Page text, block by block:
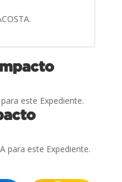
este Expediente.
para este Expediente.